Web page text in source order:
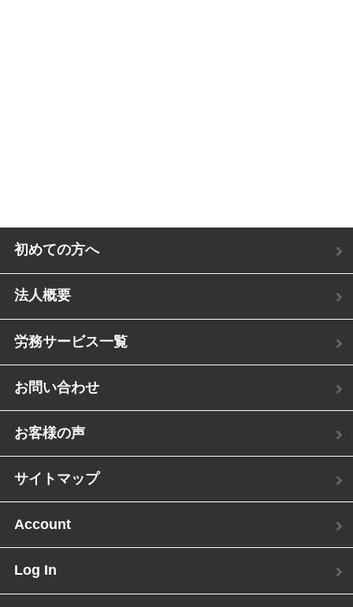
初めての方へ
法人概要
労務サービス一覧
お問い合わせ
お客様の声
サイトマップ
Account
Log In